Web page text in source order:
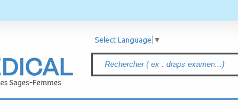
Select Language ▼